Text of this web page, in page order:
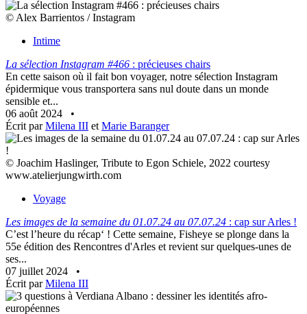
© Alex Barrientos / Instagram
Intime
La sélection Instagram #466 : précieuses chairs
En cette saison où il fait bon voyager, notre sélection Instagram
épidermique vous transportera sans nul doute dans un monde
sensible et...
06 août 2024
•
Écrit parMilena III et Marie Baranger
© Joachim Haslinger, Tribute to Egon Schiele, 2022 courtesy
www.atelierjungwirth.com
Voyage
Les images de la semaine du 01.07.24 au 07.07.24 : cap sur Arles !
C’est l’heure du récap‘ ! Cette semaine, Fisheye se plonge dans la
55e édition des Rencontres d'Arles et revient sur quelques-unes de
ses...
07 juillet 2024
•
Écrit parMilena III